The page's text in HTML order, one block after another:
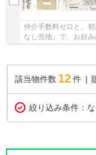
仲介手数料ゼロと、
なし売地』で、お好
すなら、当社にお任
該当物件数 12件
絞り込み条件：